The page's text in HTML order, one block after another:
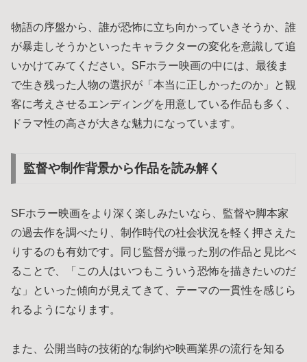
物語の序盤から、誰が恐怖に立ち向かっていきそうか、誰
が暴走しそうかといったキャラクターの変化を意識して追
いかけてみてください。SFホラー映画の中には、最後ま
で生き残った人物の選択が「本当に正しかったのか」と観
客に考えさせるエンディングを用意している作品も多く、
ドラマ性の高さが大きな魅力になっています。
監督や制作背景から作品を読み解く
SFホラー映画をより深く楽しみたいなら、監督や脚本家
の過去作を調べたり、制作時代の社会状況を軽く押さえた
りするのも有効です。同じ監督が撮った別の作品と見比べ
ることで、「この人はいつもこういう恐怖を描きたいのだ
な」といった傾向が見えてきて、テーマの一貫性を感じら
れるようになります。
また、公開当時の技術的な制約や映画業界の流行を知る